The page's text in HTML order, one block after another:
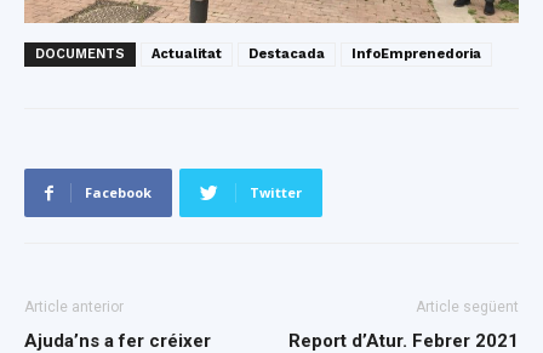
DOCUMENTS Actualitat Destacada InfoEmprenedoria
Facebook Twitter
Article anterior
Ajuda’ns a fer créixer
Article següent
Report d’Atur. Febrer 2021